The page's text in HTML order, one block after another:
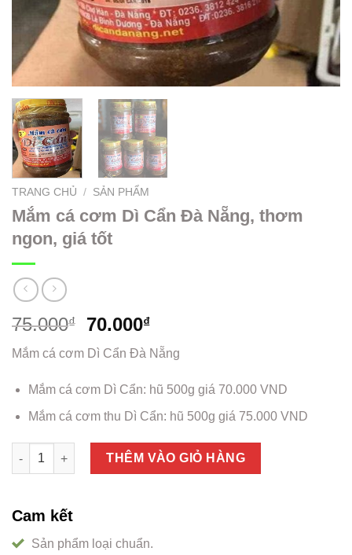
TRANG CHỦ / SẢN PHẨM
Mắm cá cơm Dì Cẩn Đà Nẵng, thơm
ngon, giá tốt
75.000₫ 70.000₫
Mắm cá cơm Dì Cẩn Đà Nẵng
Mắm cá cơm Dì Cẩn: hũ 500g giá 70.000 VND
Mắm cá cơm thu Dì Cẩn: hũ 500g giá 75.000 VND
Mắm cá cơm Dì Cẩn Đà Nẵng, thơm ngon, giá tốt số lượng
THÊM VÀO GIỎ HÀNG
Cam kết
Sản phẩm loại chuẩn.